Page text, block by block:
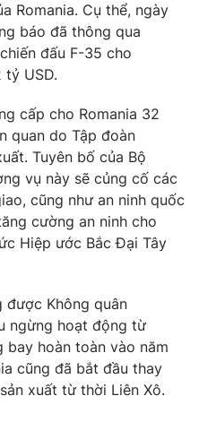
video
Thể thao
động sản
lòng Việt
mình bằng AI
Romania. Cụ thể, ngày
báo đã thông qua
đấu F-35 cho
tỷ USD.
cấp cho Romania 32
quan do Tập đoàn
Tuyên bố của Bộ
vụ này sẽ củng cố các
cũng như an ninh quốc
cường an ninh cho
Hiệp ước Bắc Đại Tây
được Không quân
ngừng hoạt động từ
bay hoàn toàn vào năm
cũng đã bắt đầu thay
xuất từ thời Liên Xô.